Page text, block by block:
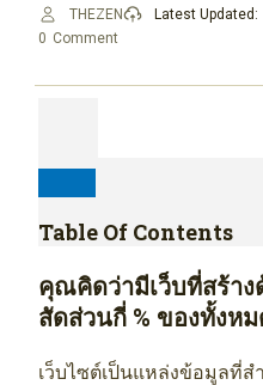
THEZEN Latest Updated:
0 Comment
Table Of Contents
คุณคิดว่ามีเว็บที่สร้า
สัดส่วนกี่ % ของทั้งหม
เว็บไซต์เป็นแหล่งข้อมูลที่